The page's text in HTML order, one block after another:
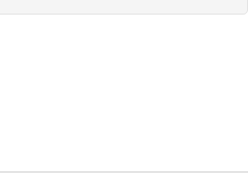
achter te laten als je geen tickets